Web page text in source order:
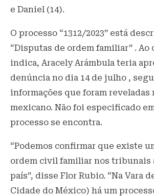
e Daniel (14).
O processo “1312/2023” está
“Disputas de ordem familiar” . Ao
indica, Aracely Arámbula teria
denúncia no dia 14 de julho ,
informações que foram reveladas
mexicano. Não foi especificado
processo se encontra.
“Podemos confirmar que existe
ordem civil familiar nos tribunais
país”, disse Flor Rubio. “Na Vara
Cidade do México) há um